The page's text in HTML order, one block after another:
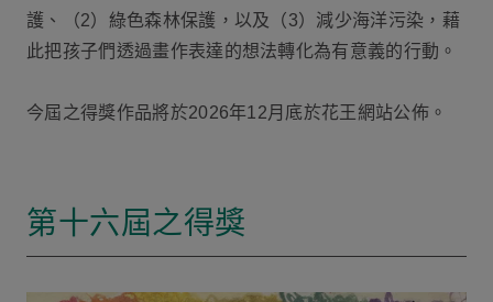
護、（2）綠色森林保護，以及（3）減少海洋污染，藉
此把孩子們透過畫作表達的想法轉化為有意義的行動。
今屆之得獎作品將於2026年12月底於花王網站公佈。
第十六屆之得獎